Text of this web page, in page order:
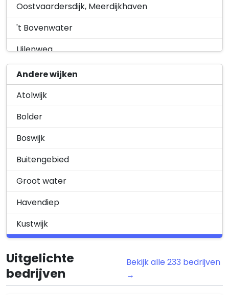
Oostvaardersdijk, Meerdijkhaven
't Bovenwater
Uilenweg
Andere wijken
Atolwijk
Bolder
Boswijk
Buitengebied
Groot water
Havendiep
Kustwijk
Stadshart
Warande
Uitgelichte
bedrijven
Bekijk alle 233 bedrijven
→